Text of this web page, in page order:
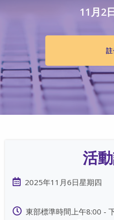
11月2
活
2025年11月6日星期四
東部標準時間上午8:00 -